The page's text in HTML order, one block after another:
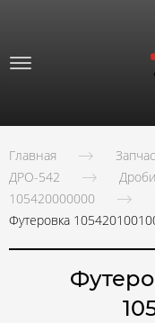
Главная
ДРО-542
105420000000
Футеровка